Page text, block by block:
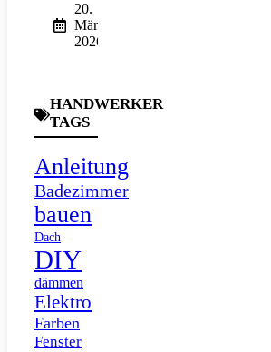
20.
März
2026
HANDWERKER
TAGS
Anleitung
Badezimmer
bauen
Dach
DIY
dämmen
Elektro
Farben
Fenster